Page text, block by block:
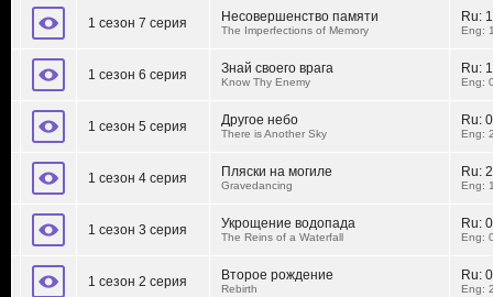
1 сезон 7 серия Несовершенство памяти
The Imperfections of Memory
Ru:
Eng:
1 сезон 6 серия Знай своего врага
Know Thy Enemy
Ru:
Eng:
1 сезон 5 серия Другое небо
There is Another Sky
Ru:
Eng:
1 сезон 4 серия Пляски на могиле
Gravedancing
Ru:
Eng:
1 сезон 3 серия Укрощение водопада
The Reins of a Waterfall
Ru:
Eng:
1 сезон 2 серия Второе рождение
Rebirth
Ru:
Eng: